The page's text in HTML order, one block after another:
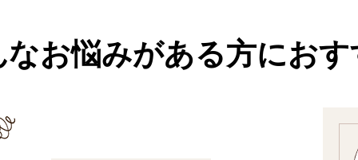
なお悩みがある方におす